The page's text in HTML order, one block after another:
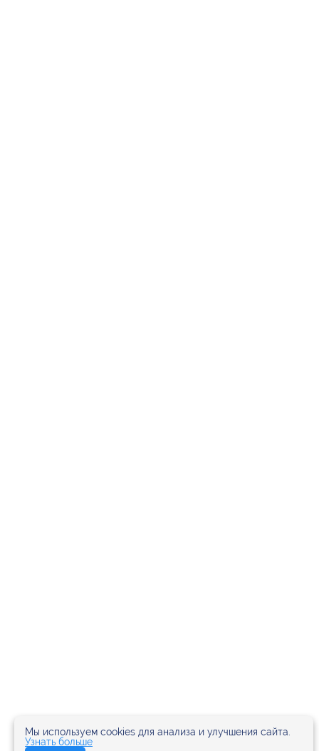
Мы используем cookies для анализа и улучшения сайта.
Узнать больше